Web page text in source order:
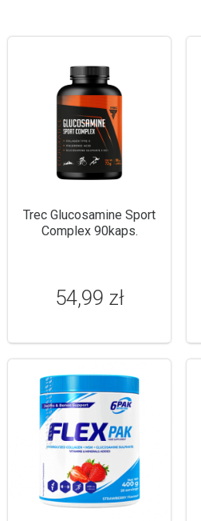
Trec Glucosamine Sport
Complex 90kaps.
54,99 zł